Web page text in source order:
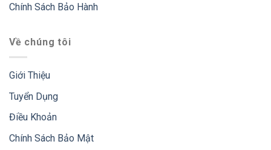
Chính Sách Bảo Hành
Về chúng tôi
Giới Thiệu
Tuyển Dụng
Điều Khoản
Chính Sách Bảo Mật